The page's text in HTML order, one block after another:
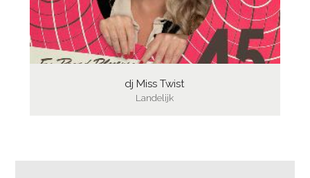
dj Miss Twist
Landelijk